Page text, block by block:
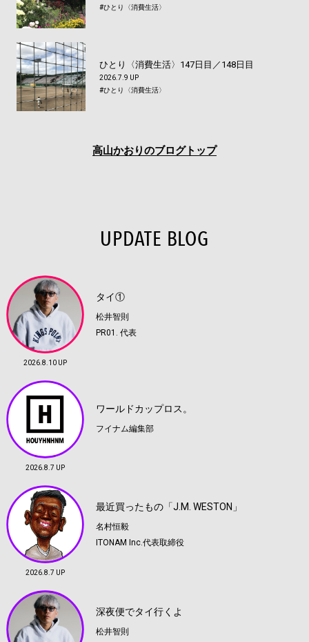
#ひとり〈消費生活〉
ひとり〈消費生活〉147日目／148日目
2026.7.9 UP
#ひとり〈消費生活〉
高山かおりのブログトップ
UPDATE BLOG
2026.8.10 UP
タイ①
松井智則
PR01. 代表
2026.8.7 UP
ワールドカップロス。
フイナム編集部
2026.8.7 UP
最近買ったもの「J.M. WESTON」
名村恒毅
ITONAM Inc.代表取締役
深夜便でタイ行くよ
松井智則